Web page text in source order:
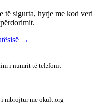
të sigurta, hyrje me kod
→
i numrit të telefonit
mbrojtur me okult.org